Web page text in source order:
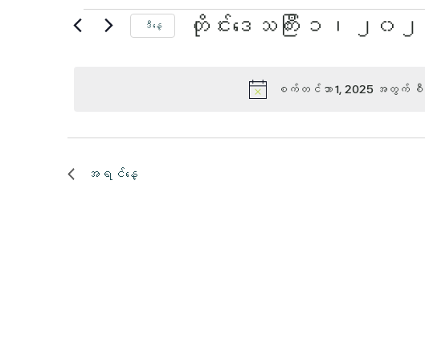
အတွက်
စက်တင်ဘာ 1, 2025 အတွက် စီ
ဒီနေ့ တိုင်းဒေသကြီး ၁၊ ၂၀
အရင်နေ့